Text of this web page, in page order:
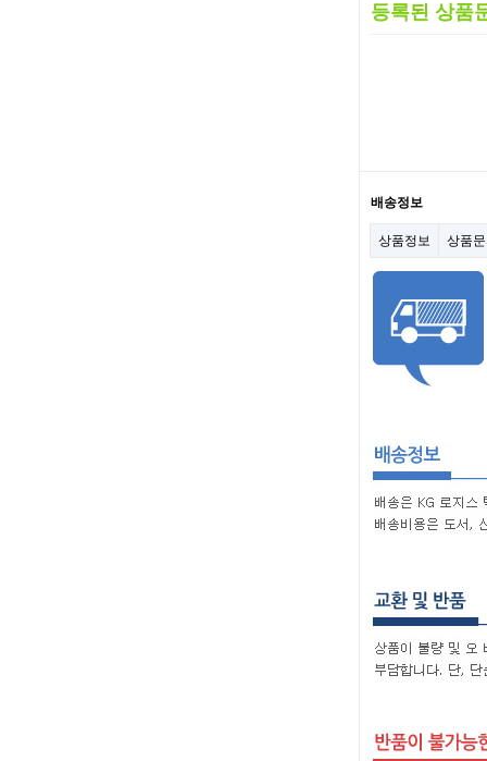
등록된 상품
배송정보
상품정보 상품